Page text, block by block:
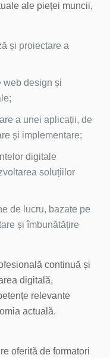
ale pieței muncii,
și proiectare a
web design și
a unei aplicații, de
și implementare;
digitale
soluțiilor
de lucru, bazate pe
și îmbunătățire
continuă și
digitală,
relevante
actuală.
oferită de formatori